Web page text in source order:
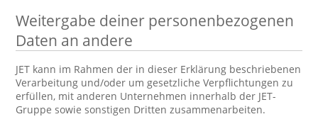
Weitergabe deiner personenbezogenen
Daten an andere
JET kann im Rahmen der in dieser Erklärung beschriebenen
Verarbeitung und/oder um gesetzliche Verpflichtungen zu
erfüllen, mit anderen Unternehmen innerhalb der JET-
Gruppe sowie sonstigen Dritten zusammenarbeiten.